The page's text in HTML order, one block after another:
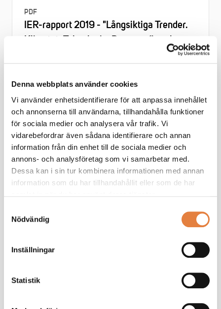
Denna webbplats använder cookies
Vi använder enhetsidentifierare för att anpassa innehållet
och annonserna till användarna, tillhandahålla funktioner
för sociala medier och analysera vår trafik. Vi
vidarebefordrar även sådana identifierare och annan
information från din enhet till de sociala medier och
annons- och analysföretag som vi samarbetar med.
Dessa kan i sin tur kombinera informationen med annan
information som du har tillhandahållit eller som de har
Nödvändig
Inställningar
Statistik
PDF
IER-rapport 2019 - "Långsiktiga Trender.
Klimatet, Teknologin, Demografin och